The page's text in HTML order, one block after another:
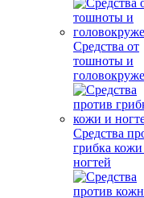
Средства от
тошноты и
Средства
грибка
ногтей